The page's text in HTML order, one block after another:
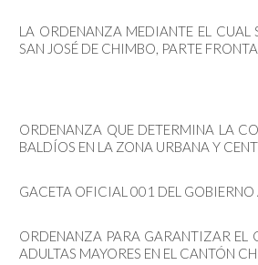
LA ORDENANZA MEDIANTE EL CUAL
SAN JOSÉ DE CHIMBO, PARTE
ORDENANZA QUE DETERMINA LA
BALDÍOS EN LA ZONA URBANA Y
GACETA OFICIAL 001 DEL
ORDENANZA PARA GARANTIZAR EL
ADULTAS MAYORES EN EL CANTÓN